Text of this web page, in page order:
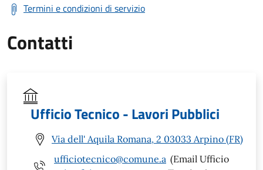
Termini e condizioni di servizio
Contatti
Ufficio Tecnico - Lavori Pubblici
Via dell' Aquila Romana, 2 03033 Arpino (FR)
ufficiotecnico@comune.a (Email Ufficio